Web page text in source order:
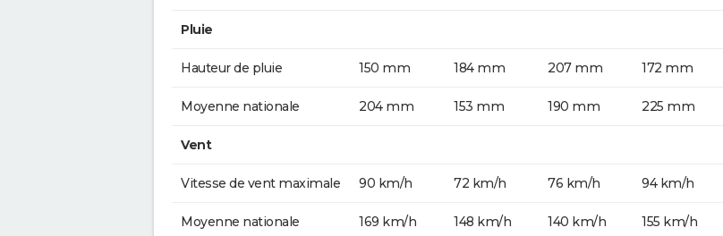
Pluie
Hauteur de pluie 150 mm 184 mm 207 mm 172 mm
Moyenne nationale 204 mm 153 mm 190 mm 225 mm
Vent
Vitesse de vent maximale 90 km/h 72 km/h 76 km/h 94 km/h
Moyenne nationale 169 km/h 148 km/h 140 km/h 155 km/h